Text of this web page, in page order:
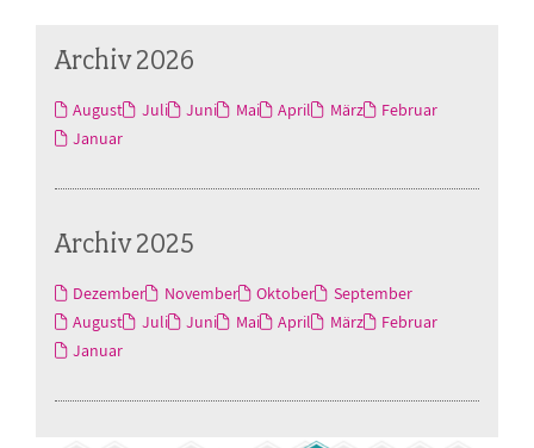
Archiv 2026
August Juli Juni Mai April März
Februar
Januar
Archiv 2025
Dezember November Oktober
September
August
Juli Juni Mai April März
Februar
Januar